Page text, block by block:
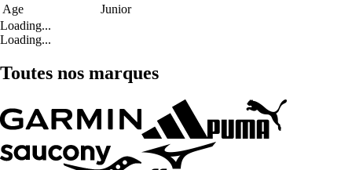
Age
Junior
Loading...
Loading...
Toutes nos marques